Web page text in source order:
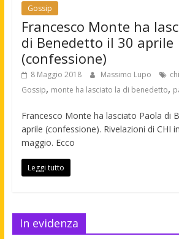
Gossip
Francesco Monte ha
di Benedetto il 30 aprile
(confessione)
8 Maggio 2018 Massimo Lupo chi
Gossip, monte ha lasciato la di benedetto,
Francesco Monte ha lasciato Paola di
aprile (confessione). Rivelazioni di CHI
maggio. Ecco
Leggi tutto
In evidenza